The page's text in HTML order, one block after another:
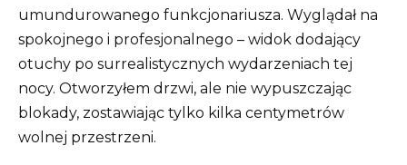
umundurowanego funkcjonariusza. Wyglądał na
spokojnego i profesjonalnego – widok dodający
otuchy po surrealistycznych wydarzeniach tej
nocy. Otworzyłem drzwi, ale nie wypuszczając
blokady, zostawiając tylko kilka centymetrów
wolnej przestrzeni.